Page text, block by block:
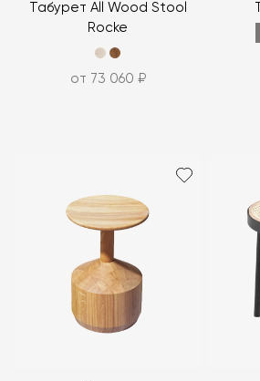
Табурет All Wood Stool
Rocke
от 73 060 ₽